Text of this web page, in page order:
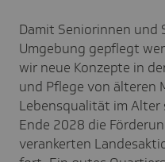
Damit Seniorinnen und
Umgebung gepflegt
wir neue Konzepte in
und Pflege von älteren
Lebensqualität im
Ende 2028 die
verankerten